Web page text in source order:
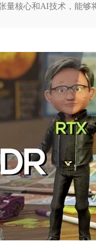
量核心和AI技术，能